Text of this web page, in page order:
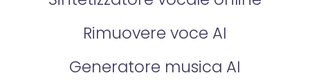
Rimuovere voce AI
Generatore musica AI